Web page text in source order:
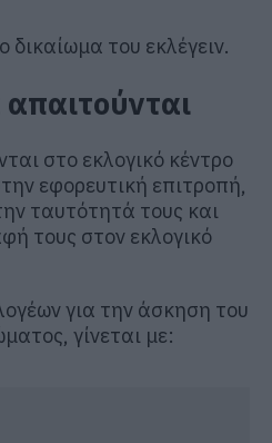
δικαίωμα του εκλέγειν.
στο εκλογικό κέντρο
εφορευτική επιτροπή,
ταυτότητά τους και
τους στον εκλογικό
για την άσκηση του
γίνεται με: